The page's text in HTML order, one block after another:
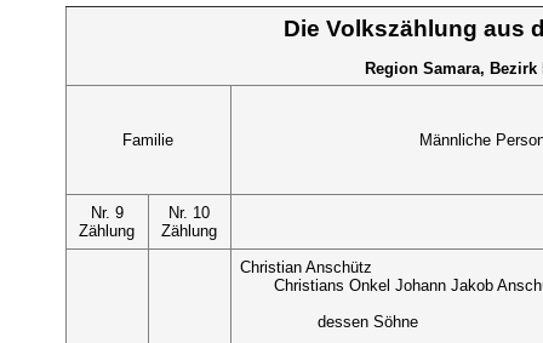
Die Volkszählung aus
Region Samara,
Familie Männliche
Nr. 9
Zählung
Nr. 10
Zählung
Christian Anschütz
Christians Onkel Johann Jakob
dessen Söhne